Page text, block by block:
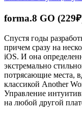
forma.8 GO
Спустя годы
причем сразу на
iOS. И она
экстремально
потрясающие места,
классикой Another
Управление
на любой другой